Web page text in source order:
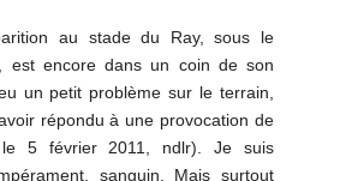
au stade du Ray, sous le
est encore dans un coin de son
un petit problème sur le terrain,
répondu à une provocation de
le 5 février 2011, ndlr). Je suis
sanguin. Mais surtout